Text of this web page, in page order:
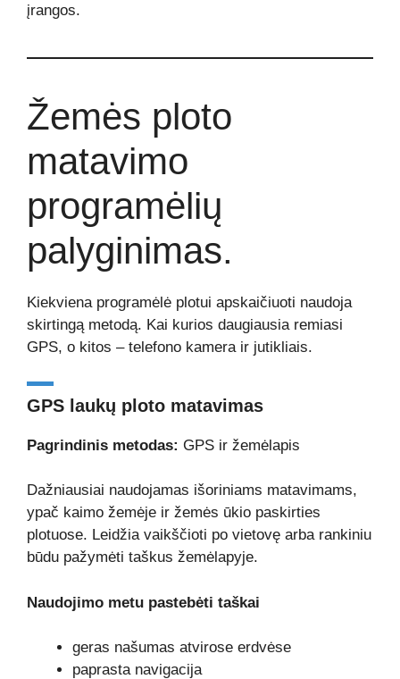
įrangos.
Žemės ploto
matavimo
programėlių
palyginimas.
Kiekviena programėlė plotui apskaičiuoti naudoja
skirtingą metodą. Kai kurios daugiausia remiasi
GPS, o kitos – telefono kamera ir jutikliais.
GPS laukų ploto matavimas
Pagrindinis metodas: GPS ir žemėlapis
Dažniausiai naudojamas išoriniams matavimams,
ypač kaimo žemėje ir žemės ūkio paskirties
plotuose. Leidžia vaikščioti po vietovę arba rankiniu
būdu pažymėti taškus žemėlapyje.
Naudojimo metu pastebėti taškai
geras našumas atvirose erdvėse
paprasta navigacija